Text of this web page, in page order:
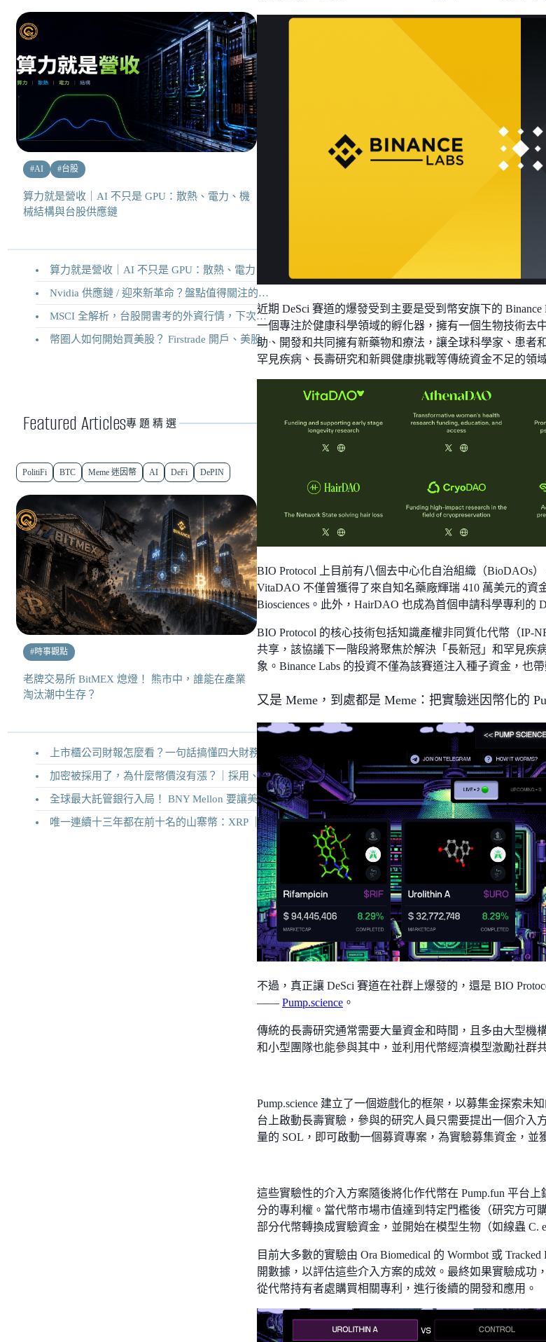
#AI #台股
算力就是營收｜AI 不只是 GPU：散熱、電力、機
械結構與台股供應鏈
算力就是營收｜AI 不只是 GPU：散熱、電力、機械結構與台股供應鏈
Nvidia 供應鏈 / 迎來新革命？盤點值得關注的二十家供應鏈企業
MSCI 全解析，台股開書考的外資行情，下次調整你準備好了嗎？
幣圈人如何開始買美股？ Firstrade 開戶、美股交易機制完整教學
Featured Articles專題精選
PolitiFi BTC Meme 迷因幣 AI DeFi DePIN
#時事觀點
老牌交易所 BitMEX 熄燈！ 熊市中，誰能在產業
淘汰潮中生存？
上市櫃公司財報怎麼看？一句話搞懂四大財務報表
加密被採用了，為什麼幣價沒有漲？｜採用、收入與代幣價值捕獲
全球最大託管銀行入局！ BNY Mellon 要讓美債交易 24/7 不打烊
唯一連續十三年都在前十名的山寨幣：XRP ｜Ripple 2026 介紹
近期 DeSci 賽道的爆發受到主要是受到幣安旗下的 Binance
一個專注於健康科學領域的孵化器，擁有一個生物技術去
助、開發和共同擁有新藥物和療法，讓全球科學家、患者
罕見疾病、長壽研究和新興健康挑戰等傳統資金不足的領
BIO Protocol 上目前有八個去中心化自治組織（BioDAOs
VitaDAO 不僅曾獲得了來自知名藥廠輝瑞 410 萬美元的資
Biosciences。此外，HairDAO 也成為首個申請科學專利的
BIO Protocol 的核心技術包括知識產權非同質化代幣（IP-
共享，該協議下一階段將聚焦於解決「長新冠」和罕見疾
象。Binance Labs 的投資不僅為該賽道注入種子資金，也
又是 Meme，到處都是 Meme：把實驗迷因幣化的
不過，真正讓 DeSci 賽道在社群上爆發的，還是 BIO
—— Pump.science 。
傳統的長壽研究通常需要大量資金和時間，且多由大型機
和小型團隊也能參與其中，並利用代幣經濟模型激勵社群
Pump.science 建立了一個遊戲化的框架，以募集金探索未
台上啟動長壽實驗，參與的研究人員只需要提出一個介入
量的 SOL，即可啟動一個募資專案，為實驗募集資金，並
這些實驗性的介入方案隨後將化作代幣在 Pump.fun 平台
分的專利權。當代幣市場市值達到特定門檻後（研究方可
部分代幣轉換成實驗資金，並開始在模型生物（如線蟲 C.
目前大多數的實驗由 Ora Biomedical 的 Wormbot 或
開數據，以評估這些介入方案的成效。最終如果實驗成功
從代幣持有者處購買相關專利，進行後續的開發和應用。